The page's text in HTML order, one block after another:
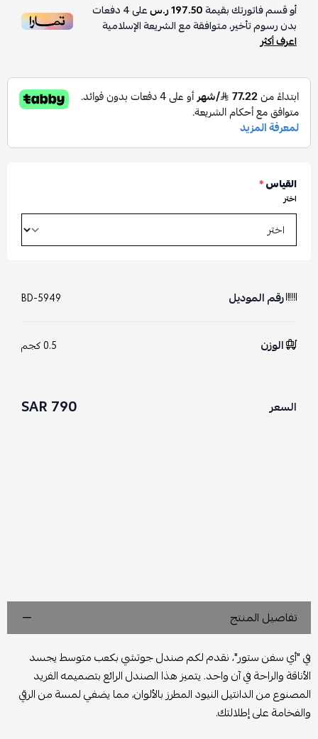
أو قسم فاتورتك بقيمة197.50 ر.س على4دفعات
بدون رسوم تأخير، متوافقة مع الشريعة الإسلامية
اعرف أكثر
القياس*
اختر
رقم الموديل BD-5949
الوزن 0.5 كجم
السعر 790 SAR
تفاصيل المنتج
في "أي سفن ستور"، نقدم لكم صندل جوتشي بكعب متوسط يجسد
الأناقة والراحة في آن واحد. يتميز هذا الصندل الرائع بتصميمه الفريد
المصنوع من الدانتيل النيود المطرز بالألوان، مما يضفي لمسة من الرقي
والفخامة على إطلالتك.